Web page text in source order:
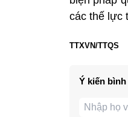
các thế lực
TTXVN/TTQS
Ý kiến bình